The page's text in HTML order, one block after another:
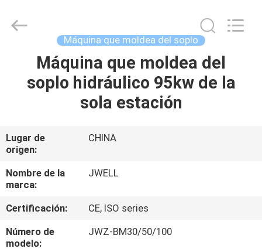
HOGAR
PRODUCTOS
SOBRE
NOSOTROS
VIAJE
DE
LA
DYUN
ENVIRONMENTAL
Máquina que moldea del soplo
Máquina que moldea del
soplo hidráulico 95kw de la
sola estación
Lugar de
origen:
CHINA
Nombre de la
marca:
JWELL
Certificación:
CE, ISO series
Número de
modelo:
JWZ-BM30/50/100